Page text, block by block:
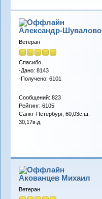
Александр-Шувалово
Ветеран
Спасибо
-Дано: 8143
-Получено: 6101
Сообщений: 823
Рейтинг: 6105
Санкт-Петербург, 60,03с.ш.
30,17в.д.
Акованцев Михаил
Ветеран